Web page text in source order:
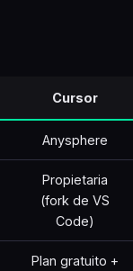
Cursor
Anysphere
Propietaria
(fork de VS
Code)
Plan gratuito +